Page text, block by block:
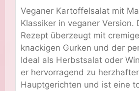
Veganer Kartoffelsalat mit
Klassiker in veganer Version.
Rezept überzeugt mit
knackigen Gurken und der
Ideal als Herbstsalat oder
er hervorragend zu
Hauptgerichten und ist eine